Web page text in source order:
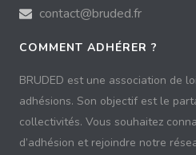
contact@bruded.fr
COMMENT ADHÉRER ?
BRUDED est une association de
adhésions. Son objectif est le
collectivités. Vous souhaitez
d’adhésion et rejoindre notre